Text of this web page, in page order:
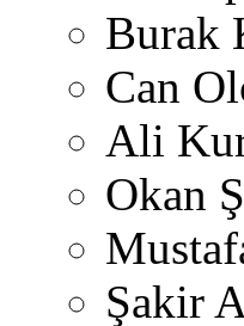
Burak
Can
Ali
Okan
Şakir